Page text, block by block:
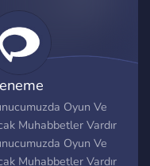
Oyun Ve
Muhabbetler Vardır
Oyun Ve
Muhabbetler Vardır